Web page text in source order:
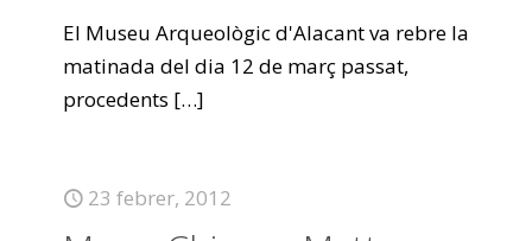
El Museu Arqueològic d'Alacant va rebre la
matinada del dia 12 de març passat,
procedents […]
23 febrer, 2012